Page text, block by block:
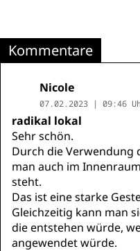
Kommentare
Nicole
07.02.2023 | 09:46
radikal lokal
Sehr schön.
Durch die Verwendung
man auch im
steht.
Das ist eine starke
Gleichzeitig kann man
die entstehen würde,
angewendet würde.